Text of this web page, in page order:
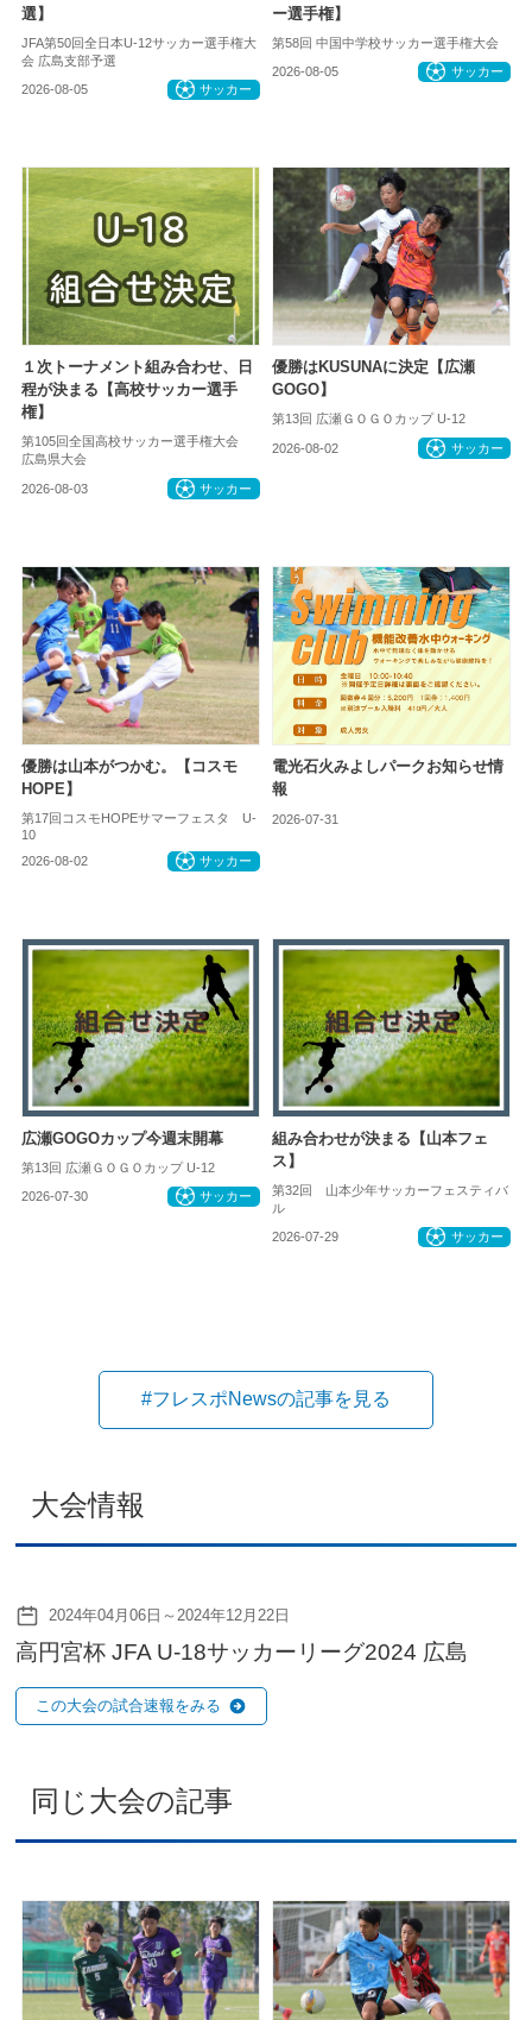
選】
JFA第50回全日本U-12サッカー選手権大
会 広島支部予選
2026-08-05 サッカー
ー選手権】
第58回 中国中学校サッカー選手権大会
2026-08-05 サッカー
１次トーナメント組み合わせ、日
程が決まる【高校サッカー選手
権】
第105回全国高校サッカー選手権大会
広島県大会
2026-08-03 サッカー
優勝はKUSUNAに決定【広瀬
GOGO】
第13回 広瀬ＧＯＧＯカップ U-12
2026-08-02 サッカー
優勝は山本がつかむ。【コスモ
HOPE】
第17回コスモHOPEサマーフェスタ U-
10
2026-08-02
サッカー
電光石火みよしパークお知らせ情
報
2026-07-31
広瀬GOGOカップ今週末開幕
第13回 広瀬ＧＯＧＯカップ U-12
2026-07-30 サッカー
組み合わせが決まる【山本フェ
ス】
第32回 山本少年サッカーフェスティバ
ル
2026-07-29 サッカー
#フレスポNewsの記事を見る
大会情報
2024年04月06日～2024年12月22日
高円宮杯 JFA U-18サッカーリーグ2024 広島
この大会の試合速報をみる
同じ大会の記事